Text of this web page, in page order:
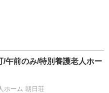
/午前のみ/特別養護老人ホー
ホーム 朝日荘